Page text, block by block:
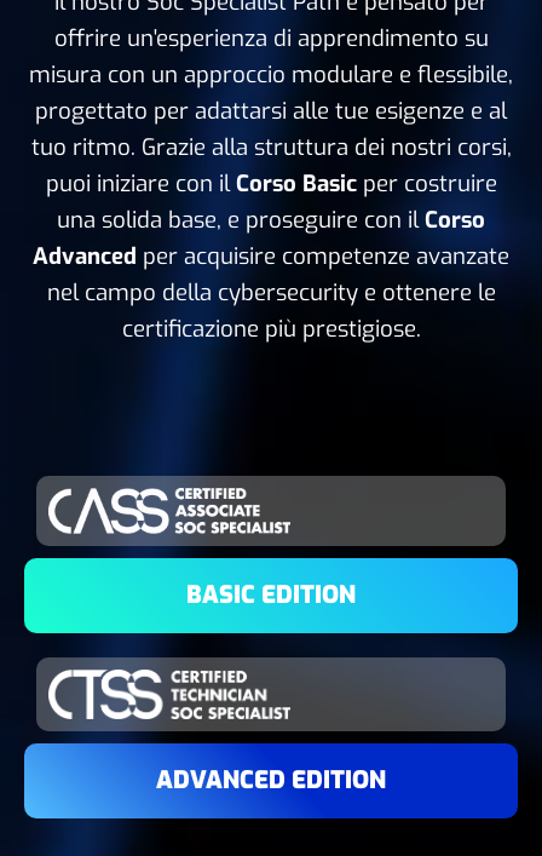
offrire un'esperienza di apprendimento su
misura con un approccio modulare e flessibile,
progettato per adattarsi alle tue esigenze e al
tuo ritmo. Grazie alla struttura dei nostri corsi,
puoi iniziare con ilCorso Basicper costruire
una solida base, e proseguire con ilCorso
Advanced per acquisire competenze avanzate
nel campo della cybersecurity e ottenere le
certificazione più prestigiose.
BASIC EDITION
ADVANCED EDITION